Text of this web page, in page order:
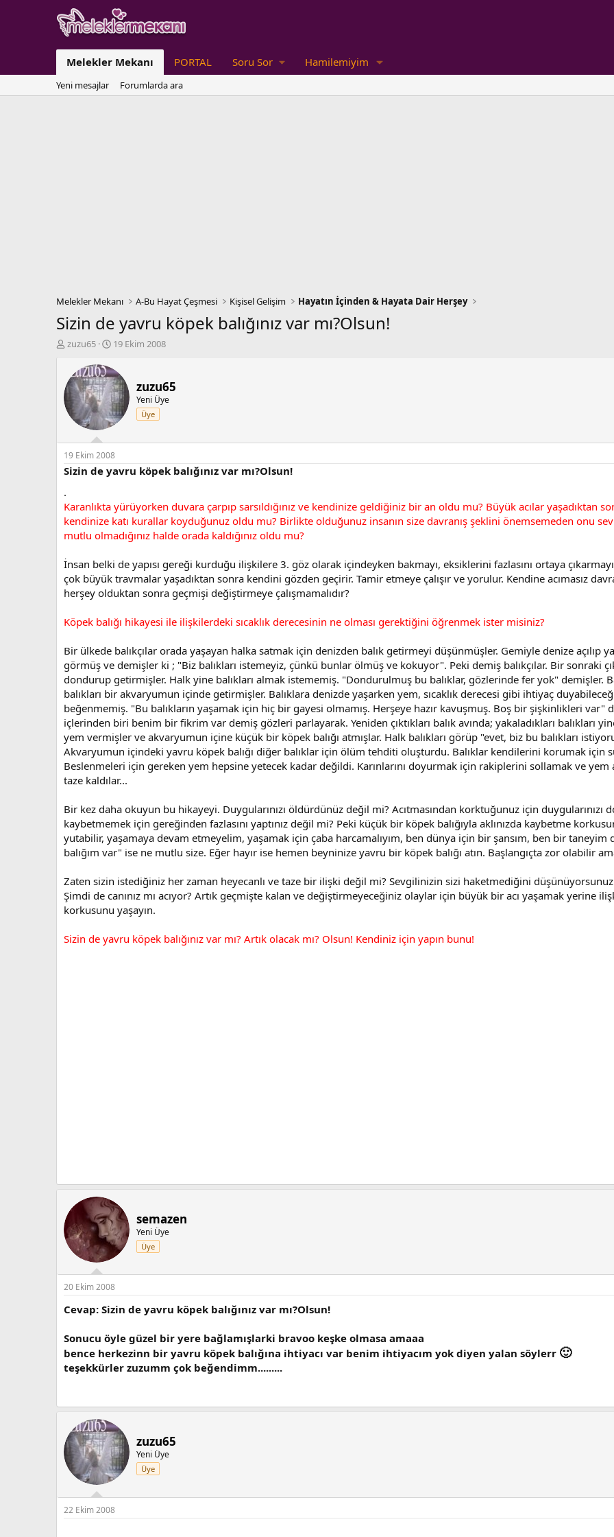
Melekler Mekanı PORTAL Soru Sor Hamilemiyim
Yeni mesajlar Forumlarda ara
Melekler Mekanı A-Bu Hayat Çeşmesi Kişisel Gelişim Hayatın İçinden & Hayata Dair Herşey
Sizin de yavru köpek balığınız var mı?Olsun!
K
b
u
u
a
ş
l
a
a
zuzu65
B
ş
l
a
n
g
ı
ç
t
a
r
h
i
19 Ekim 2008
zuzu65
Yeni Üye
Üye
19 Ekim 2008
Sizin de yavru köpek balığınız var mı?Olsun!
.
Karanlıkta yürüyorken duvara çarpıp sarsıldığınız ve kendinize geldiğiniz bir an oldu mu? Büyük acılar yaşadıktan
kendinize katı kurallar koyduğunuz oldu mu? Birlikte olduğunuz insanın size davranış şeklini önemsemeden onu
mutlu olmadığınız halde orada kaldığınız oldu mu?
İnsan belki de yapısı gereği kurduğu ilişkilere 3. göz olarak içindeyken bakmayı, eksiklerini fazlasını ortaya
çok büyük travmalar yaşadıktan sonra kendini gözden geçirir. Tamir etmeye çalışır ve yorulur. Kendine acımasız
herşey olduktan sonra geçmişi değiştirmeye çalışmamalıdır?
Köpek balığı hikayesi ile ilişkilerdeki sıcaklık derecesinin ne olması gerektiğini öğrenmek ister misiniz?
Bir ülkede balıkçılar orada yaşayan halka satmak için denizden balık getirmeyi düşünmüşler. Gemiyle denize açılıp
görmüş ve demişler ki ; "Biz balıkları istemeyiz, çünkü bunlar ölmüş ve kokuyor". Peki demiş balıkçılar. Bir sonraki
dondurup getirmişler. Halk yine balıkları almak istememiş. "Dondurulmuş bu balıklar, gözlerinde fer yok" demişler.
balıkları bir akvaryumun içinde getirmişler. Balıklara denizde yaşarken yem, sıcaklık derecesi gibi ihtiyaç
beğenmemiş. "Bu balıkların yaşamak için hiç bir gayesi olmamış. Herşeye hazır kavuşmuş. Boş bir şişkinlikleri var"
içlerinden biri benim bir fikrim var demiş gözleri parlayarak. Yeniden çıktıkları balık avında; yakaladıkları balıkları
yem vermişler ve akvaryumun içine küçük bir köpek balığı atmışlar. Halk balıkları görüp "evet, biz bu balıkları
Akvaryumun içindeki yavru köpek balığı diğer balıklar için ölüm tehditi oluşturdu. Balıklar kendilerini korumak için
Beslenmeleri için gereken yem hepsine yetecek kadar değildi. Karınlarını doyurmak için rakiplerini sollamak ve yem
taze kaldılar...
Bir kez daha okuyun bu hikayeyi. Duygularınızı öldürdünüz değil mi? Acıtmasından korktuğunuz için duygularınızı
kaybetmemek için gereğinden fazlasını yaptınız değil mi? Peki küçük bir köpek balığıyla aklınızda kaybetme
yutabilir, yaşamaya devam etmeyelim, yaşamak için çaba harcamalıyım, ben dünya için bir şansım, ben bir taneyim
balığım var" ise ne mutlu size. Eğer hayır ise hemen beyninize yavru bir köpek balığı atın. Başlangıçta zor olabilir
Zaten sizin istediğiniz her zaman heyecanlı ve taze bir ilişki değil mi? Sevgilinizin sizi haketmediğini
Şimdi de canınız mı acıyor? Artık geçmişte kalan ve değiştirmeyeceğiniz olaylar için büyük bir acı yaşamak yerine
korkusunu yaşayın.
Sizin de yavru köpek balığınız var mı? Artık olacak mı? Olsun! Kendiniz için yapın bunu!
semazen
Yeni Üye
Üye
20 Ekim 2008
Cevap: Sizin de yavru köpek balığınız var mı?Olsun!
Sonucu öyle güzel bir yere bağlamışlarki bravoo keşke olmasa amaaa
bence herkezinn bir yavru köpek balığına ihtiyacı var benim ihtiyacım yok diyen yalan söylerr 🙂
teşekkürler zuzumm çok beğendimm.........
zuzu65
Yeni Üye
Üye
22 Ekim 2008